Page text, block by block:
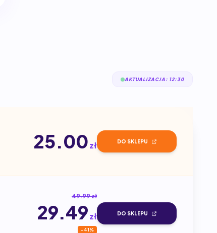
AKTUALIZACJA: 12:30
25.00zł DO SKLEPU
49.99 zł
29.49zł
-41%
DO SKLEPU